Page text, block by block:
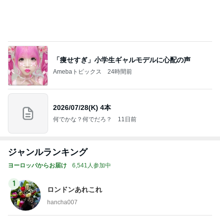
2026/07/28(K) 4本
何でかな？何でだろ？ 11日前
ジャンルランキング
ヨーロッパからお届け 6,541人参加中
hancha007
wiltomo